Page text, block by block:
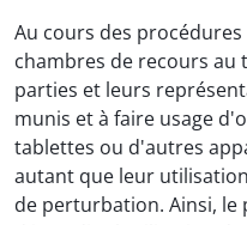
Au cours des
chambres de recours au
parties et leurs
munis et à faire usage
tablettes ou d'autres
autant que leur
de perturbation. Ainsi,